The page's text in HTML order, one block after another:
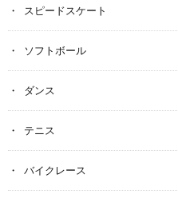
スピードスケート
ソフトボール
ダンス
テニス
バイクレース